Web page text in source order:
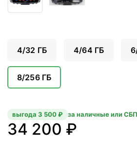
4/32 ГБ 4/64 ГБ
8/256 ГБ
34 200 ₽
выгода 3 500 ₽ за наличные или СБП